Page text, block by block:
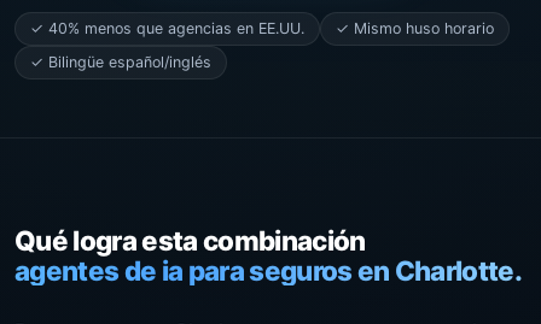
✓ 40% menos que agencias en EE.UU.
✓ Mismo huso horario
✓ Bilingüe español/inglés
Qué logra esta combinación
agentes de ia para seguros en Charlotte.